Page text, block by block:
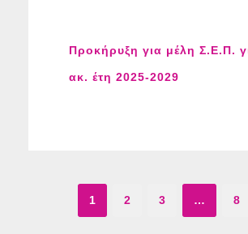
Προκήρυξη για μέλη Σ.Ε.Π.
ακ. έτη 2025-2029
1 2 3 … 8